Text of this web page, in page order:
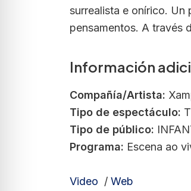
surrealista e onírico. Un
pensamentos. A través
Información
Compañía/Artista:
Tipo de espectáculo:
Tipo de público:
Programa: Escena ao
Video / Web